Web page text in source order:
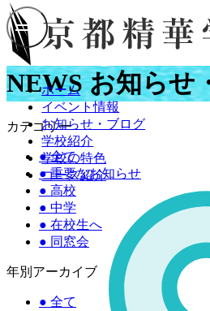
ホーム
イベント情報
お知らせ・ブログ
学校紹介
学校の特色
コース紹介
NEWS お知らせ
カテゴリー
●全て
●重要なお知らせ
● 高校
● 中学
● 在校生へ
● 同窓会
年別アーカイブ
● 全て